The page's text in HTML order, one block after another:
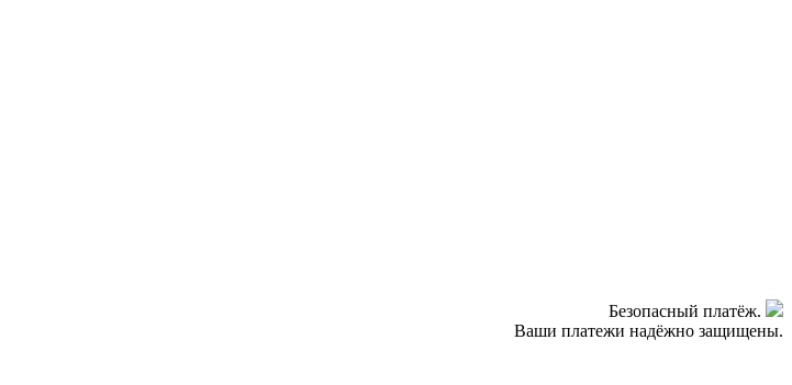
Безопасный платёж.
Ваши платежи надёжно защищены.